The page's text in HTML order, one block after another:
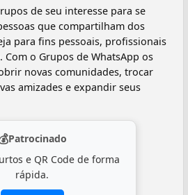
de seu interesse para se
que compartilham dos
para fins pessoais, profissionais
o Grupos de WhatsApp os
novas comunidades, trocar
amizades e expandir seus
Patrocinado
e QR Code de forma
rápida.